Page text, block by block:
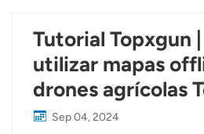
Türkçe
Tiếng Việt
Tutorial Topxgun
utilizar mapas
drones agrícolas
Sep 04, 2024